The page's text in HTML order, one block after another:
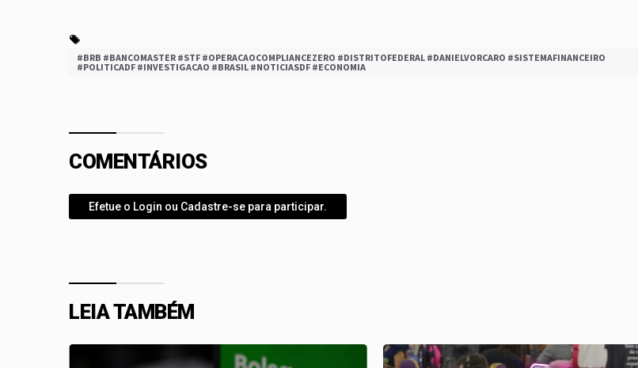
#BRB #BANCOMASTER #STF #OPERACAOCOMPLIANCEZERO #DISTRITOFEDERAL #DANIELVORCARO #SISTEMAFINANCEIRO
#POLITICADF #INVESTIGACAO #BRASIL #NOTICIASDF #ECONOMIA
COMENTÁRIOS
Efetue o Login ou Cadastre-se para participar.
LEIA TAMBÉM